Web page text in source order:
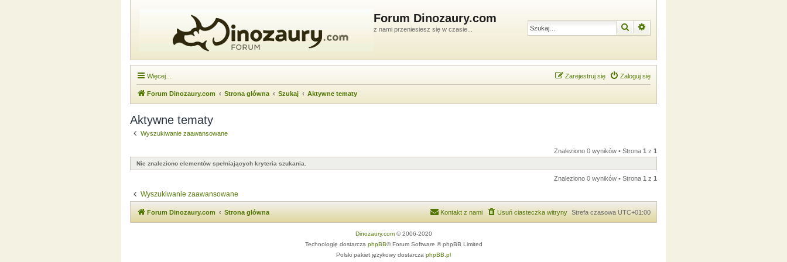
Forum Dinozaury.com
z nami przeniesiesz się w czasie... Szukaj
Więcej… Zaloguj się
Zarejestruj się
Forum Dinozaury.com Strona główna Szukaj Aktywne tematy
Aktywne tematy
Wyszukiwanie zaawansowane
Znaleziono 0 wyników • Strona 1 z 1
Nie znaleziono elementów spełniających kryteria szukania.
Znaleziono 0 wyników • Strona 1 z 1
Wyszukiwanie zaawansowane
Forum Dinozaury.com Strona główna Strefa czasowa UTC+01:00
Usuń ciasteczka witryny
Kontakt z nami
Dinozaury.com© 2006-2020
Technologię dostarcza phpBB® Forum Software © phpBB Limited
Polski pakiet językowy dostarcza phpBB.pl